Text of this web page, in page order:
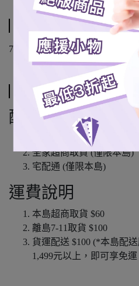
70*140 cm
運送方式
配送方式
7-11超商取貨
全家超商取貨 (僅限本島)
宅配通 (僅限本島)
運費說明
本島超商取貨 $60
離島7-11取貨 $100
貨運配送 $100 (*本島配
1,499元以上，即可享免